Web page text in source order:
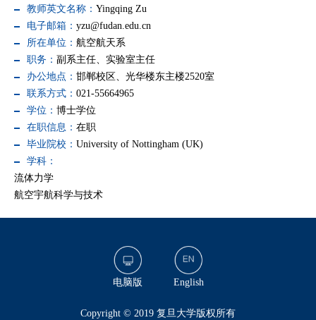
教师英文名称： Yingqing Zu
电子邮箱： yzu@fudan.edu.cn
所在单位： 航空航天系
职务： 副系主任、实验室主任
办公地点： 邯郸校区、光华楼东主楼2520室
联系方式： 021-55664965
学位： 博士学位
在职信息： 在职
毕业院校： University of Nottingham (UK)
学科：
流体力学
航空宇航科学与技术
电脑版 English
​Copyright © 2019 复旦大学版权所有